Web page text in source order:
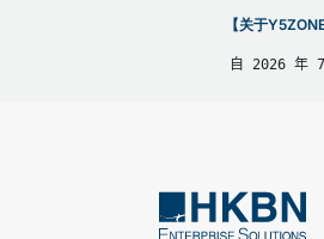
【关于
自 2026 年 7